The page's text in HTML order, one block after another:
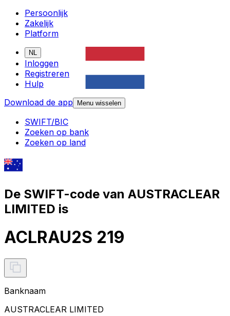
Persoonlijk
Zakelijk
Platform
NL
Inloggen
Registreren
Hulp
Download de app
Menu wisselen
SWIFT/BIC
Zoeken op bank
Zoeken op land
De SWIFT-code van AUSTRACLEAR
LIMITED is
ACLRAU2S 219
Banknaam
AUSTRACLEAR LIMITED